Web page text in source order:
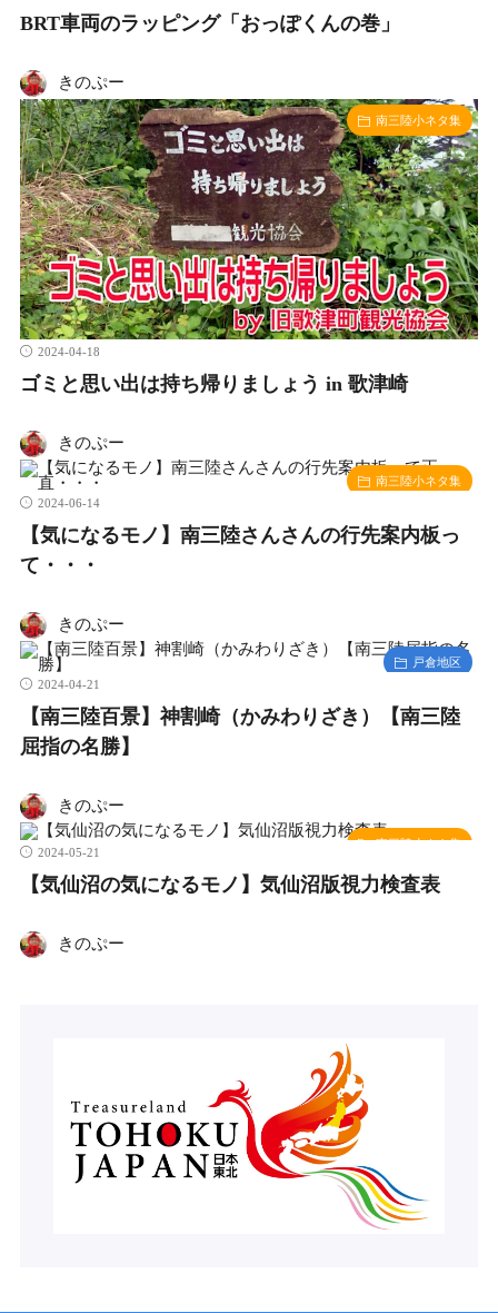
BRT車両のラッピング「おっぽくんの巻」
きのぷー
南三陸小ネタ集
2024-04-18
ゴミと思い出は持ち帰りましょう in 歌津崎
きのぷー
南三陸小ネタ集
2024-06-14
【気になるモノ】南三陸さんさんの行先案内板っ
て・・・
きのぷー
戸倉地区
2024-04-21
【南三陸百景】神割崎（かみわりざき）【南三陸
屈指の名勝】
きのぷー
南三陸小ネタ集
2024-05-21
【気仙沼の気になるモノ】気仙沼版視力検査表
きのぷー